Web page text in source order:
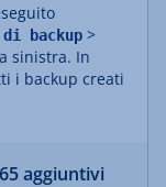
backup >
sinistra. In
i backup creati
aggiuntivi